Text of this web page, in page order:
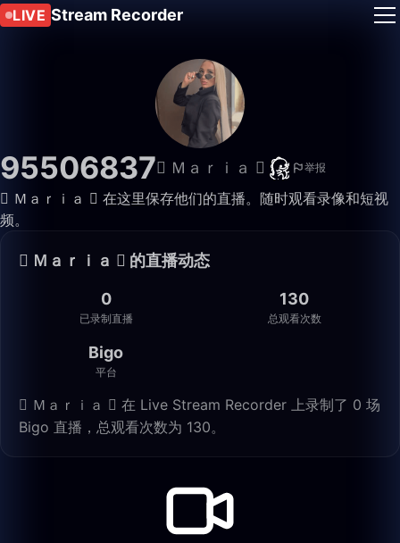
LIVE Stream Recorder
95506837 Ｍａｒｉａ  举报
 Ｍａｒｉａ  在这里保存他们的直播。随时观看录像和短视
频。
 Ｍａｒｉａ  的直播动态
0
已录制直播
130
总观看次数
Bigo
平台
 Ｍａｒｉａ  在 Live Stream Recorder 上录制了 0 场
Bigo 直播，总观看次数为 130。